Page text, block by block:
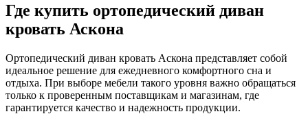
Где купить ортопедический диван
кровать Аскона
Ортопедический диван кровать Аскона представляет собой
идеальное решение для ежедневного комфортного сна и
отдыха. При выборе мебели такого уровня важно обращаться
только к проверенным поставщикам и магазинам, где
гарантируется качество и надежность продукции.